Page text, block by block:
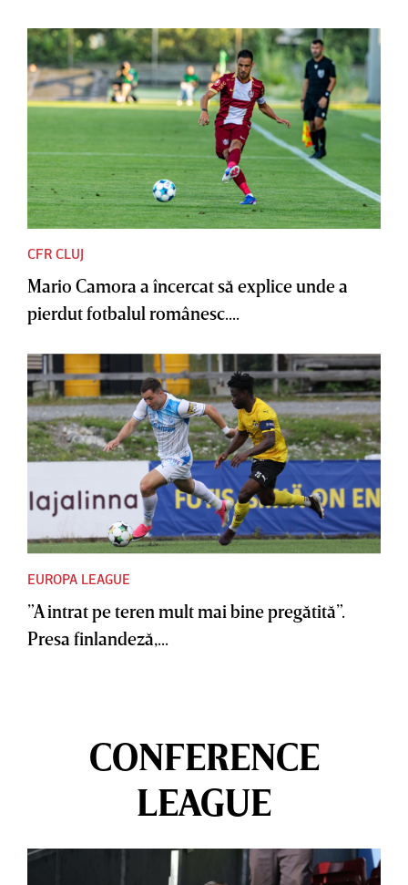
CFR CLUJ
Mario Camora a încercat să explice unde a
pierdut fotbalul românesc....
EUROPA LEAGUE
”A intrat pe teren mult mai bine pregătită”.
Presa finlandeză,...
CONFERENCE
LEAGUE